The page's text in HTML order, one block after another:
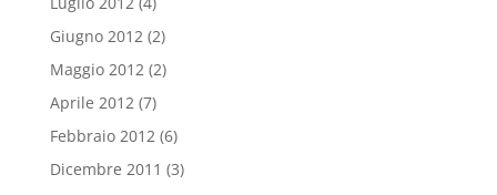
Giugno 2012 (2)
Maggio 2012 (2)
Aprile 2012 (7)
Febbraio 2012 (6)
Dicembre 2011 (3)